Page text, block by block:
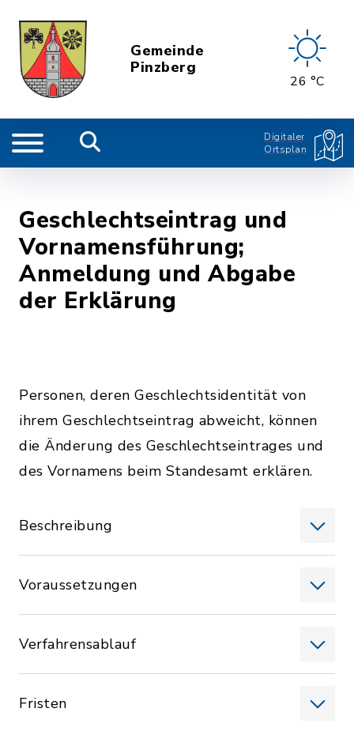
Gemeinde
Pinzberg
26 °C
Digitaler
Ortsplan
Geschlechtseintrag und
Vornamensführung;
Anmeldung und Abgabe
der Erklärung
Personen, deren Geschlechtsidentität von
ihrem Geschlechtseintrag abweicht, können
die Änderung des Geschlechtseintrages und
des Vornamens beim Standesamt erklären.
Beschreibung
Voraussetzungen
Verfahrensablauf
Fristen